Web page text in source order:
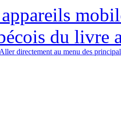
du livre
Aller directement au menu des